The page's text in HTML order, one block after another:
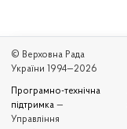
© Верховна Рада
України 1994—2026
Програмно-технічна
підтримка —
Управління